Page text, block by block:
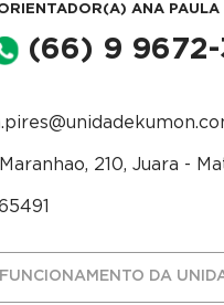
ANA PAULA
(66) 9 9672-
210, Juara -
DA